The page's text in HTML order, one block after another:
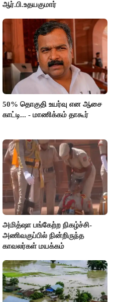
ஆர்.பி.உதயகுமார்
50% தொகுதி உயர்வு என ஆசை
காட்டி... - மாணிக்கம் தாகூர்
அமித்ஷா பங்கேற்ற நிகழ்ச்சி-
அணிவகுப்பில் நின்றிருந்த
காவலர்கள் மயக்கம்